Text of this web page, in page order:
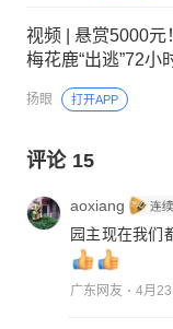
视频 | 悬赏5000元
梅花鹿“出逃”72小
扬眼 打开APP
评论 15
aoxiang
园主现在我
广东网友 4月23